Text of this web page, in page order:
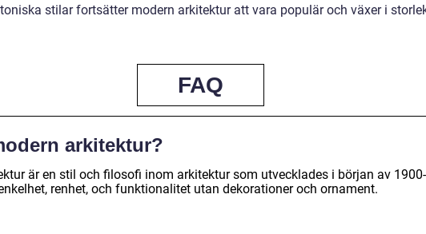
stilar fortsätter modern arkitektur att vara populär och växer i
FAQ
arkitektur?
är en stil och filosofi inom arkitektur som utvecklades i början av
renhet, och funktionalitet utan dekorationer och ornament.